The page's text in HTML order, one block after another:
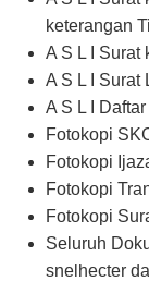
keterangan
A S L I Surat
A S L I Surat
A S L I
Fotokopi
Fotokopi
Fotokopi
Fotokopi
Seluruh
snelhecter